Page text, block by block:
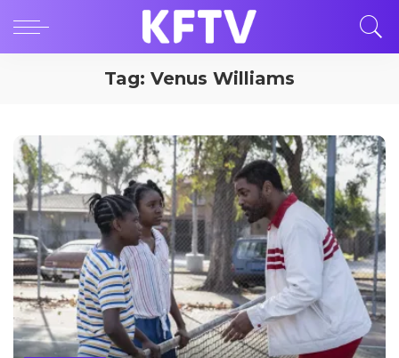
Tag: Venus Williams